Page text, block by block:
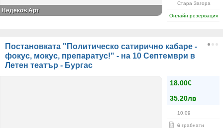
Стара Загора
Онлайн резервация
Недеков Арт
Постановката "Политическо сатирично кабаре -
фокус, мокус, препаратус!" - на 10 Септември в
Летен театър - Бургас
18.00€
35.20лв
10.09
6 грабнати